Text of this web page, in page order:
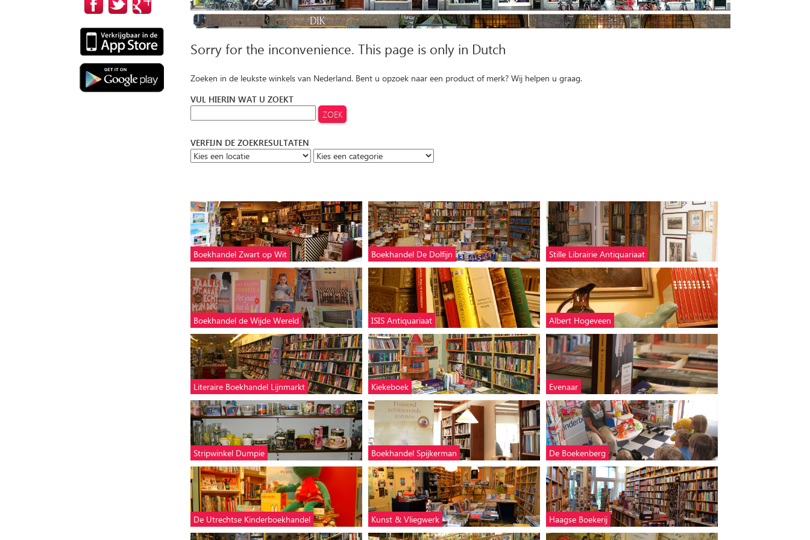
Sorry for the inconvenience. This page is only in Dutch
Zoeken in de leukste winkels van Nederland. Bent u opzoek naar een product of merk? Wij helpen u graag.
VUL HIERIN WAT U ZOEKT
VERFIJN DE ZOEKRESULTATEN
Boekhandel Zwart op Wit Boekhandel De Dolfijn Stille Librairie Antiquariaat
Boekhandel de Wijde Wereld ISIS Antiquariaat Albert Hogeveen
Literaire Boekhandel Lijnmarkt Kiekeboek Evenaar
Stripwinkel Dumpie Boekhandel Spijkerman De Boekenberg
De Utrechtse Kinderboekhandel Kunst & Vliegwerk Haagse Boekerij